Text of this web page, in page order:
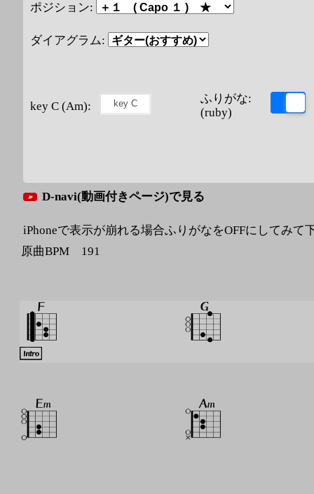
ポジション:
ダイアグラム:
key C (Am):
ふりがな:
(ruby)
D-navi(動画付きページ)で見る
iPhoneで表示が崩れる場合ふりがなをOFFにしてみて
原曲BPM 191